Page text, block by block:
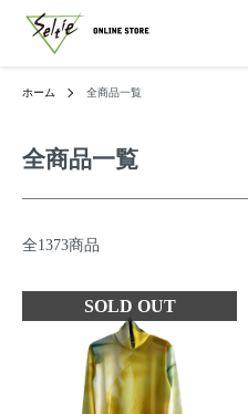
ホーム 全商品一覧
全商品一覧
全1373商品